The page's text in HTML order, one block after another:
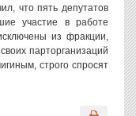
что пять депутатов
участие в работе
из фракции,
парторганизаций
строго спросят